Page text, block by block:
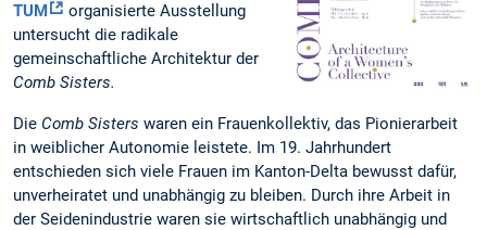
TUM
organisierte Ausstellung
untersucht die radikale
gemeinschaftliche Architektur der
Comb Sisters.
Die Comb Sisters waren ein Frauenkollektiv, das Pionierarbeit
in weiblicher Autonomie leistete. Im 19. Jahrhundert
entschieden sich viele Frauen im Kanton-Delta bewusst dafür,
unverheiratet und unabhängig zu bleiben. Durch ihre Arbeit in
der Seidenindustrie waren sie wirtschaftlich unabhängig und